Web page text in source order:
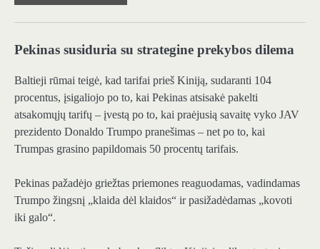
Pekinas susiduria su strategine prekybos dilema
Baltieji rūmai teigė, kad tarifai prieš Kiniją, sudaranti 104
procentus, įsigaliojo po to, kai Pekinas atsisakė pakelti
atsakomųjų tarifų – įvestą po to, kai praėjusią savaitę vyko JAV
prezidento Donaldo Trumpo pranešimas – net po to, kai
Trumpas grasino papildomais 50 procentų tarifais.
Pekinas pažadėjo griežtas priemones reaguodamas, vadindamas
Trumpo žingsnį „klaida dėl klaidos“ ir pasižadėdamas „kovoti
iki galo“.